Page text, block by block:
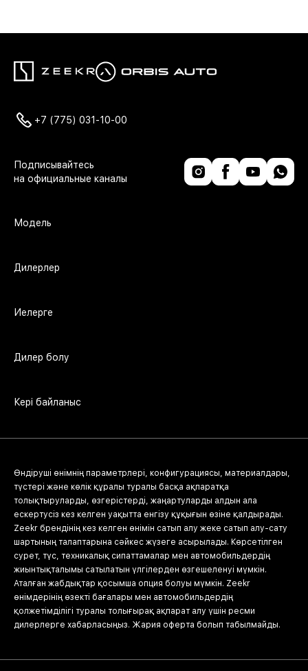
+7 (775) 031-10-00
Модель
Дилерлер
Иелерге
Дилер болу
Кері байланыс
Өндіруші өнімнің параметрлері, конфигурациясы, материалдары,
түстері және көлік құралы туралы басқа ақпаратқа
толықтыруларды, өзгерістерді, жаңартуларды алдын ала
ескертусіз кез келген уақытта енгізу құқығын өзіне қалдырады.
Zeekr брендінің кез келген өнімін сатып алу жеке сатып алу-сату
шартының талаптарына сәйкес жүзеге асырылады. Көрсетілген
сурет, түс, техникалық сипаттамалар мен автомобильдердің
жиынтықталымы сатылатын үлгілерден өзгешеленуі мүмкін.
Аталған жабдықтар қосымша опция болуы мүмкін. Zeekr
өнімдерінің өзекті бағалары мен автомобильдердің
қолжетімділігі туралы толығырақ ақпарат алу үшін ресми
дилерлерге хабарласыңыз. Жария оферта болып табылмайды.